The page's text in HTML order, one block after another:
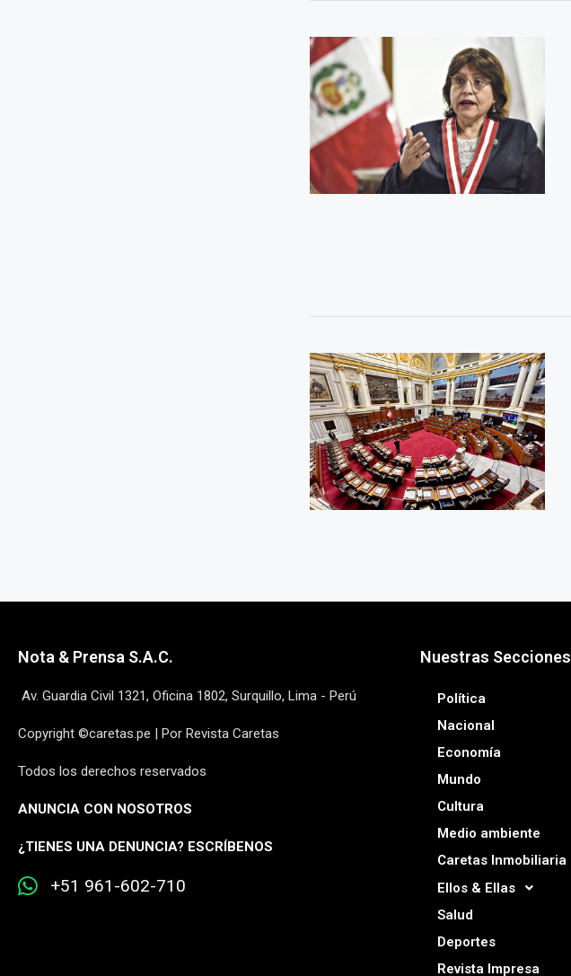
Nota & Prensa S.A.C.
Av. Guardia Civil 1321, Oficina 1802, Surquillo, Lima - Perú
Copyright ©caretas.pe | Por Revista Caretas
Todos los derechos reservados
ANUNCIA CON NOSOTROS
¿TIENES UNA DENUNCIA? ESCRÍBENOS
+51 961-602-710
Nuestras Secciones
Política
Nacional
Economía
Mundo
Cultura
Medio ambiente
Caretas Inmobiliaria
Ellos & Ellas
Salud
Deportes
Revista Impresa